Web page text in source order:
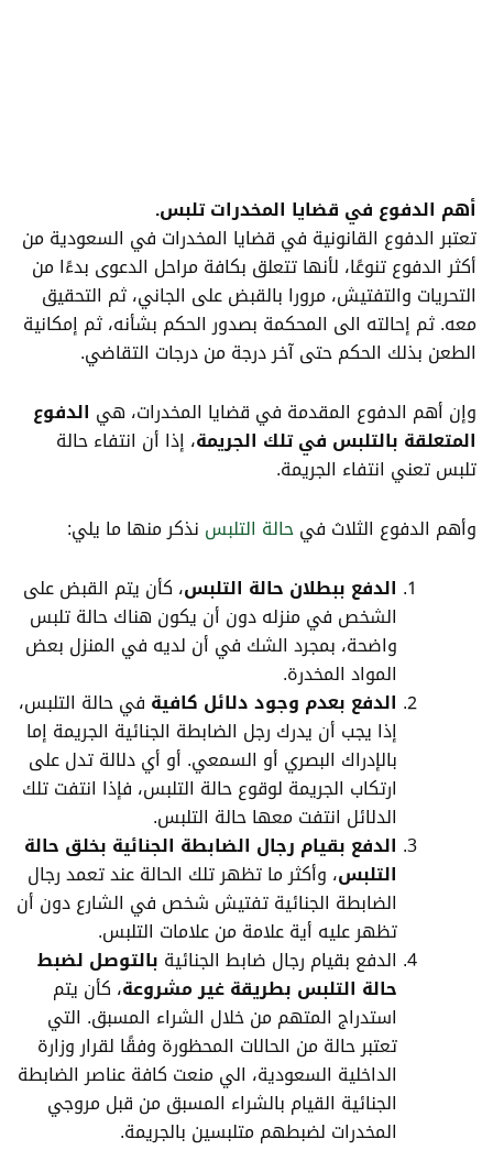
أهم الدفوع في قضايا المخدرات تلبس.
تعتبر الدفوع القانونية في قضايا المخدرات في السعودية من
أكثر الدفوع تنوعًا، لأنها تتعلق بكافة مراحل الدعوى بدءًا من
التحريات والتفتيش، مرورا بالقبض على الجاني، ثم التحقيق
معه. ثم إحالته الى المحكمة بصدور الحكم بشأنه، ثم إمكانية
الطعن بذلك الحكم حتى آخر درجة من درجات التقاضي.
وإن أهم الدفوع المقدمة في قضايا المخدرات، هي الدفوع
المتعلقة بالتلبس في تلك الجريمة، إذا أن انتفاء حالة
تلبس تعني انتفاء الجريمة.
وأهم الدفوع الثلاث فيحالة التلبس نذكر منها ما يلي:
الدفع ببطلان حالة التلبس، كأن يتم القبض على
الشخص في منزله دون أن يكون هناك حالة تلبس
واضحة، بمجرد الشك في أن لديه في المنزل بعض
المواد المخدرة.
الدفع بعدم وجود دلائل كافية في حالة التلبس،
إذا يجب أن يدرك رجل الضابطة الجنائية الجريمة إما
بالإدراك البصري أو السمعي. أو أي دلالة تدل على
ارتكاب الجريمة لوقوع حالة التلبس، فإذا انتفت تلك
الدلائل انتفت معها حالة التلبس.
الدفع بقيام رجال الضابطة الجنائية بخلق حالة
التلبس، وأكثر ما تظهر تلك الحالة عند تعمد رجال
الضابطة الجنائية تفتيش شخص في الشارع دون أن
تظهر عليه أية علامة من علامات التلبس.
الدفع بقيام رجال ضابط الجنائية بالتوصل لضبط
حالة التلبس بطريقة غير مشروعة، كأن يتم
استدراج المتهم من خلال الشراء المسبق. التي
تعتبر حالة من الحالات المحظورة وفقًا لقرار وزارة
الداخلية السعودية، الي منعت كافة عناصر الضابطة
الجنائية القيام بالشراء المسبق من قبل مروجي
المخدرات لضبطهم متلبسين بالجريمة.